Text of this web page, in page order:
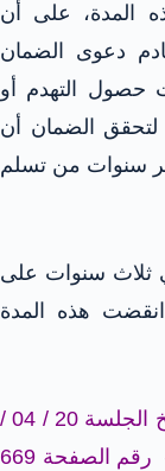
المدة، على أن
المادة 654 مده لتقادم دعوى الضمان
حصول التهدم أو
الضمان أن
سنوات من تسلم
ثلاث سنوات على
هذه المدة
[الطعن رقم 3246 – لسنــة 64 ق – تاريخ الجلسة 20 / 04 /
1995 – مكتب فني 46 – رقم الجزء 1 – رقم الصفحة 669